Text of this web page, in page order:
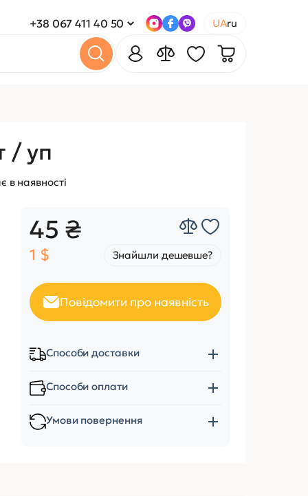
+38 067 411 40 50 UAru
/ уп
в наявності
45 ₴
1 $ Знайшли дешевше?
Повідомити про наявність
Способи доставки
Способи оплати
Умови повернення